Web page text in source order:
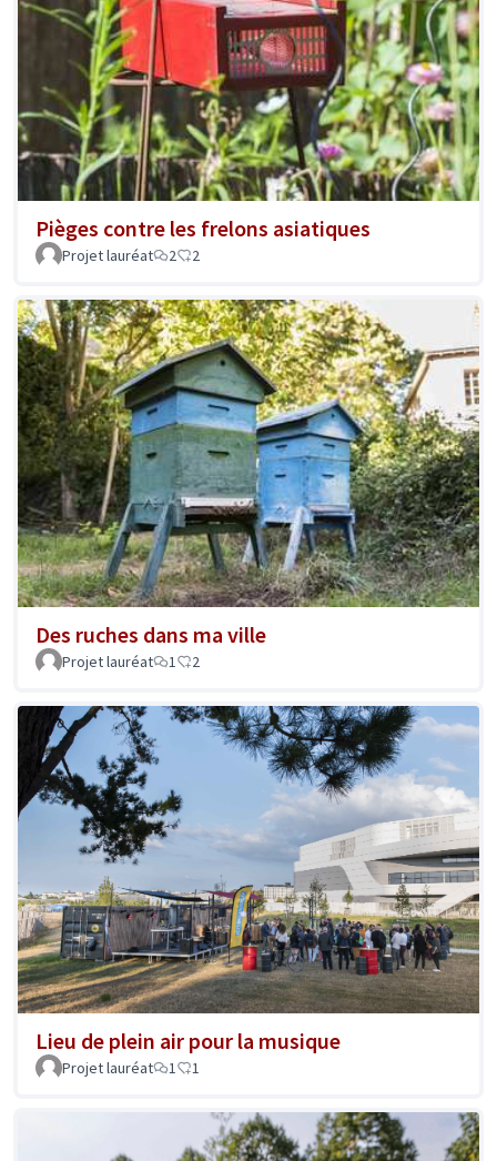
Pièges contre les frelons asiatiques
Projet lauréat 2 2
Des ruches dans ma ville
Projet lauréat 1 2
Lieu de plein air pour la musique
Projet lauréat 1 1